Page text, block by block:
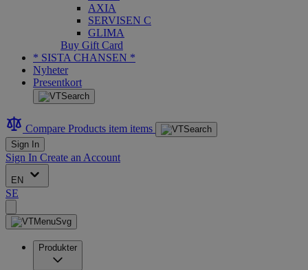
AXIA
SERVISEN C
GLIMA
Buy Gift Card
* SISTA CHANSEN *
Nyheter
Presentkort
Compare Products item items
Sign In
Sign In Create an Account
EN
SE
Produkter